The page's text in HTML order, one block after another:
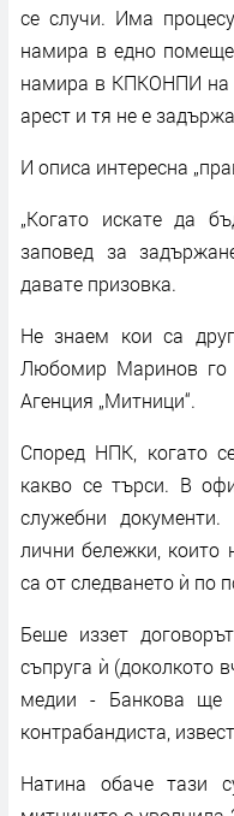
се случи. Има
намира в едно
намира в КПКОНПИ на
арест и тя не е
И описа интересна
„Когато искате да
заповед за
давате призовка.
Не знаем кои са
Любомир Маринов го
Агенция „Митници“.
Според НПК, когато
какво се търси. В
служебни
лични бележки, които
са от следването ѝ по
Беше иззет
съпруга ѝ (доколкото
медии - Банкова ще
контрабандиста,
Натина обаче тази